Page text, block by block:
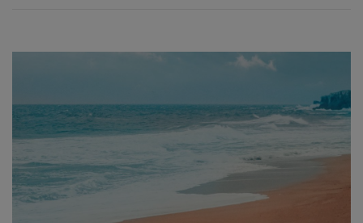
e
o
o
k